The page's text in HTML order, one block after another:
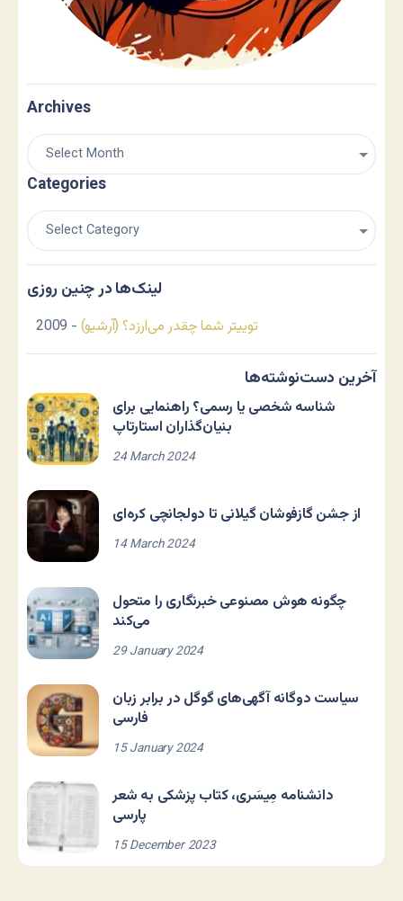
Archives
Categories
لینک‌ها در چنین روزی
توییتر شما چقدر می‌ارزد؟ (آرشیو) - 2009
آخرین دست‌نوشته‌ها
شناسه شخصی یا رسمی؟ راهنمایی برای
بنیان‌گذاران استارتاپ
24 March 2024
از جشن گازفوشان گیلانی تا دولجانچی کره‌ای
14 March 2024
چگونه هوش مصنوعی خبرنگاری را متحول
می‌کند
29 January 2024
سیاست دوگانه آگهی‌های گوگل در برابر زبان
فارسی
15 January 2024
دانشنامه مِیسَری، کتاب پزشکی به شعر
پارسی
15 December 2023